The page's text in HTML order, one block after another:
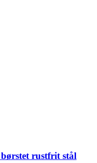
rustfrit stål